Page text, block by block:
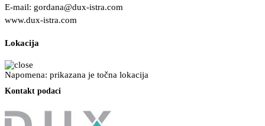
E-mail: gordana@dux-istra.com
www.dux-istra.com
Lokacija
Napomena: prikazana je točna lokacija
Kontakt podaci